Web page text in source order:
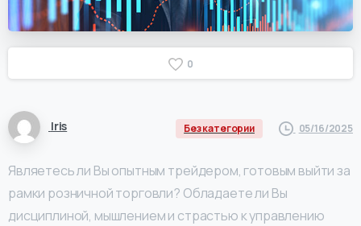
0
Iris Без категории 05/16/2025
Являетесь ли Вы опытным трейдером, готовым выйти за
рамки розничной торговли? Обладаете ли Вы
дисциплиной, мышлением и страстью к управлению